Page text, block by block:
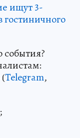
ищут 3-
события?
Telegram,
;